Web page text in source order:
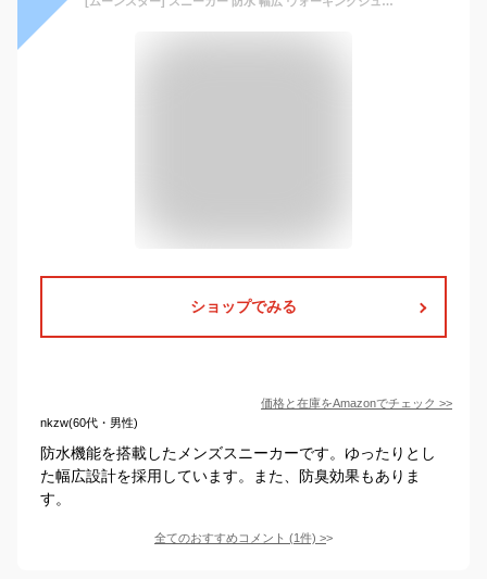
ショップでみる
価格と在庫をAmazonでチェック >>
nkzw(60代・男性)
防水機能を搭載したメンズスニーカーです。ゆったりとし
た幅広設計を採用しています。また、防臭効果もありま
す。
全てのおすすめコメント (1件) >